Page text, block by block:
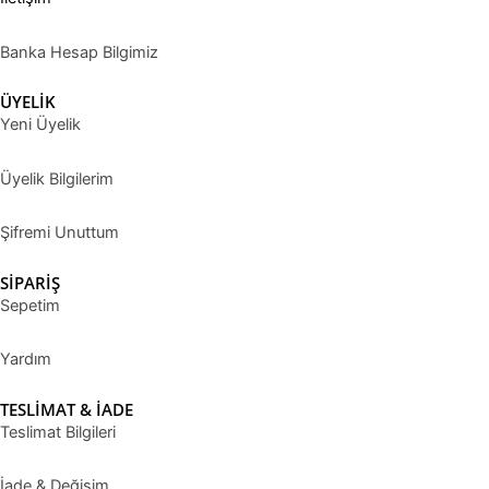
Banka Hesap Bilgimiz
ÜYELİK
Yeni Üyelik
Üyelik Bilgilerim
Şifremi Unuttum
SİPARİŞ
Sepetim
Yardım
TESLİMAT & İADE
Teslimat Bilgileri